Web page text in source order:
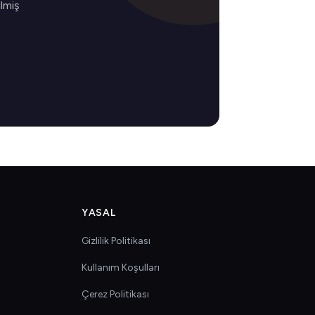
YASAL
Gizlilik Politikası
Kullanım Koşulları
Çerez Politikası